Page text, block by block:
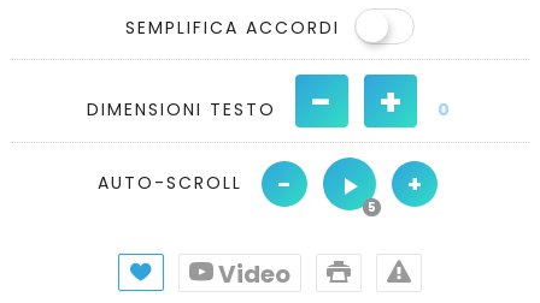
SEMPLIFICA ACCORDI
DIMENSIONI TESTO - + 0
AUTO-SCROLL - +
Video